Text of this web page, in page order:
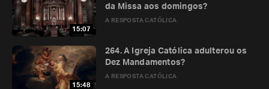
15:07
A RESPOSTA CATÓLICA
da Missa aos domingos?
15:48
A RESPOSTA CATÓLICA
264. A Igreja Católica adulterou os
Dez Mandamentos?